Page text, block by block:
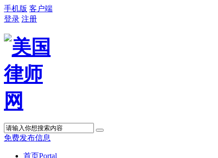
手机版 客户端
登录 注册
免费发布信息
首页Portal